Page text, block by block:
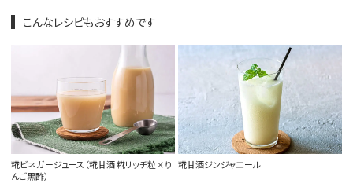
こんなレシピもおすすめです
糀ビネガージュース（糀甘酒 糀リッチ粒×り
んご黒酢）
糀甘酒ジンジャエール